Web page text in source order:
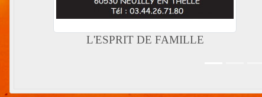
L'ESPRIT DE FAMILLE